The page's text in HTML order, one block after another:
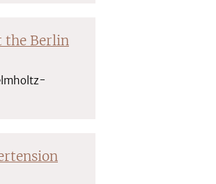
the Berlin